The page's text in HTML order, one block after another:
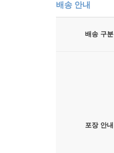
배송 안내
배송 구분
포장 안내